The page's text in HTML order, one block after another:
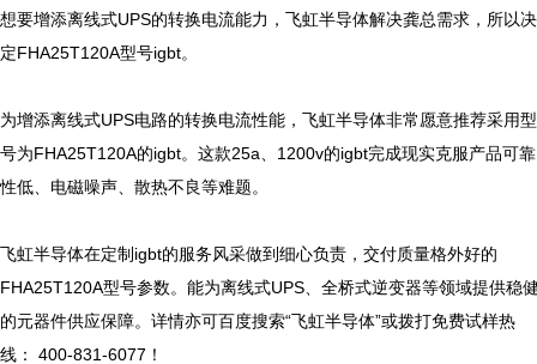
想要增添离线式UPS的转换电流能力，飞虹半导体解决龚总需求，所以决
定FHA25T120A型号igbt。
为增添离线式UPS电路的转换电流性能，飞虹半导体非常愿意推荐采用型
号为FHA25T120A的igbt。这款25a、1200v的igbt完成现实克服产品可靠
性低、电磁噪声、散热不良等难题。
飞虹半导体在定制igbt的服务风采做到细心负责，交付质量格外好的
FHA25T120A型号参数。能为离线式UPS、全桥式逆变器等领域提供稳
的元器件供应保障。详情亦可百度搜索“飞虹半导体”或拨打免费试样热
线： 400-831-6077！